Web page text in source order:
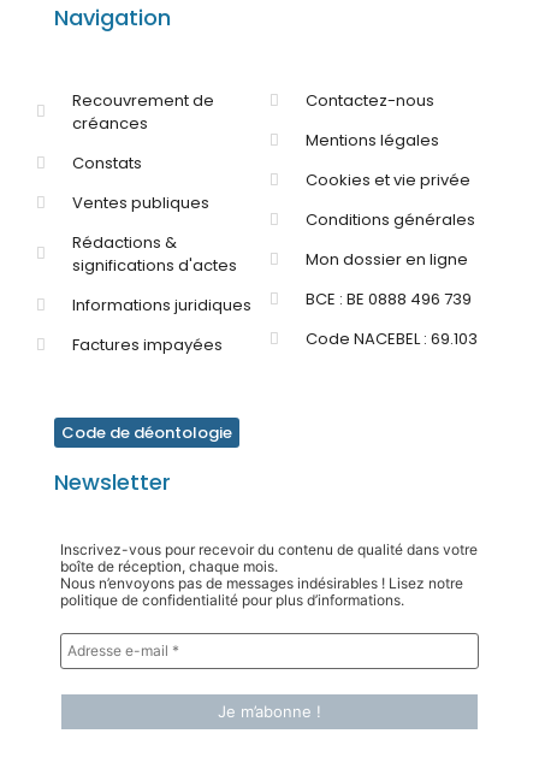
Navigation
Recouvrement de
créances
Constats
Ventes publiques
Rédactions &
significations d'actes
Informations juridiques
Factures impayées
Contactez-nous
Mentions légales
Cookies et vie privée
Conditions générales
Mon dossier en ligne
BCE : BE 0888 496 739
Code NACEBEL : 69.103
Code de déontologie
Newsletter
Inscrivez-vous pour recevoir du contenu de qualité dans votre
boîte de réception, chaque mois.
Nous n’envoyons pas de messages indésirables ! Lisez notre
politique de confidentialité pour plus d’informations.